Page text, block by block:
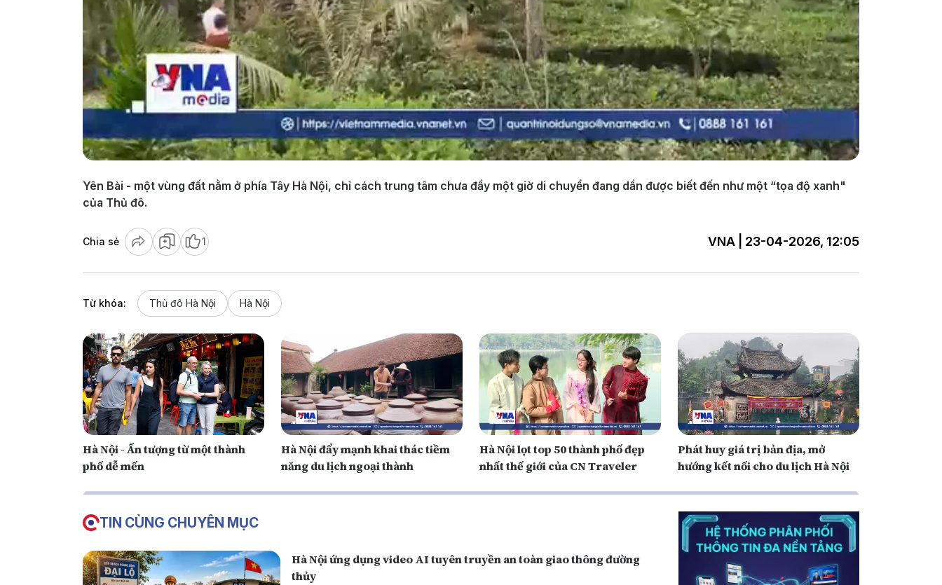
Video
Yên Bài - một vùng đất nằm ở phía Tây Hà Nội, chỉ cách trung tâm chưa đầy một giờ di chuyển đang dần được biết đến như một “tọa độ xanh"
của Thủ đô.
Chia sẻ 1 VNA | 23-04-2026, 12:05
Từ khóa: Thủ đô Hà Nội Hà Nội
Hà Nội - Ấn tượng từ một thành
phố dễ mến
Hà Nội đẩy mạnh khai thác tiềm
năng du lịch ngoại thành
Hà Nội lọt top 50 thành phố đẹp
nhất thế giới của CN Traveler
Phát huy giá trị bản địa, mở
hướng kết nối cho du lịch Hà Nội
TIN CÙNG CHUYÊN MỤC
Hà Nội ứng dụng video AI tuyên truyền an toàn giao thông đường
thủy